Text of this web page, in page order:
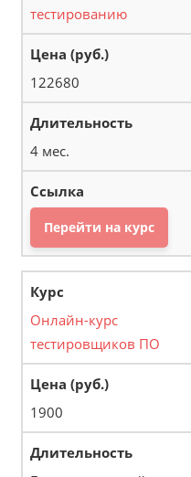
тестированию
122680
4 мес.
Перейти на курс
Онлайн-курс
тестировщиков ПО
1900